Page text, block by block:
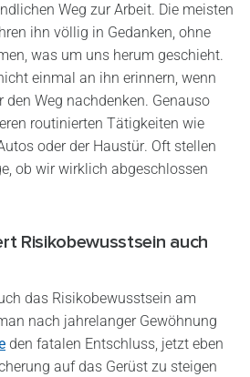
Weg zur Arbeit. Die meisten
ihn völlig in Gedanken, ohne
was um uns herum geschieht.
einmal an ihn erinnern, wenn
Weg nachdenken. Genauso
routinierten Tätigkeiten wie
oder der Haustür. Oft stellen
ob wir wirklich abgeschlossen
Risikobewusstsein auch
das Risikobewusstsein am
nach jahrelanger Gewöhnung
den fatalen Entschluss, jetzt eben
auf das Gerüst zu steigen